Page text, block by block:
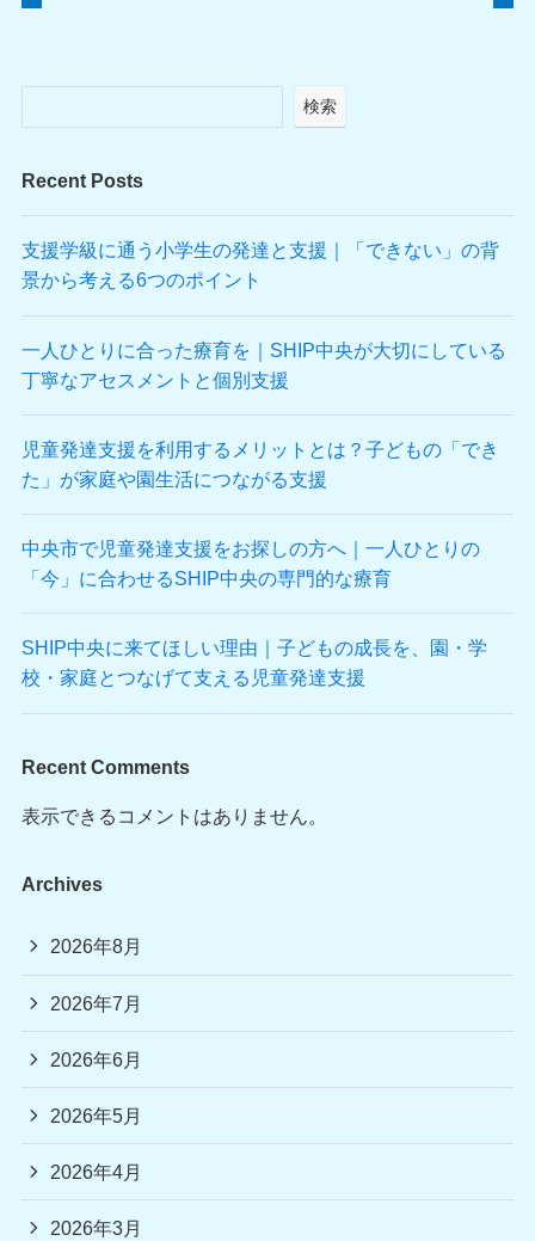
検索
Recent Posts
支援学級に通う小学生の発達と支援｜「できない」の背
景から考える6つのポイント
一人ひとりに合った療育を｜SHIP中央が大切にしている
丁寧なアセスメントと個別支援
児童発達支援を利用するメリットとは？子どもの「でき
た」が家庭や園生活につながる支援
中央市で児童発達支援をお探しの方へ｜一人ひとりの
「今」に合わせるSHIP中央の専門的な療育
SHIP中央に来てほしい理由｜子どもの成長を、園・学
校・家庭とつなげて支える児童発達支援
Recent Comments
表示できるコメントはありません。
Archives
2026年8月
2026年7月
2026年6月
2026年5月
2026年4月
2026年3月